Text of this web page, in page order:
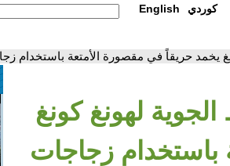
English كوردي
يخمد حريقاً في مقصورة الأمتعة باستخدام
لهونغ كونغ
باستخدام زجاجات